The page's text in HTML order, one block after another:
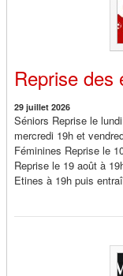
Reprise des
29 juillet 2026
Séniors Reprise le
mercredi 19h et
Féminines Reprise le
Reprise le 19 août à
Etines à 19h puis